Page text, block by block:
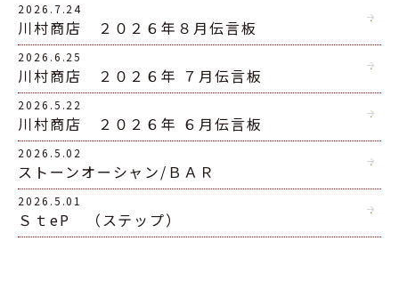
2026.7.24
川村商店 ２０２６年８月伝言板
2026.6.25
川村商店 ２０２６年 ７月伝言板
2026.5.22
川村商店 ２０２６年 ６月伝言板
2026.5.02
ストーンオーシャン/ＢＡＲ
2026.5.01
ＳｔeP （ステップ）